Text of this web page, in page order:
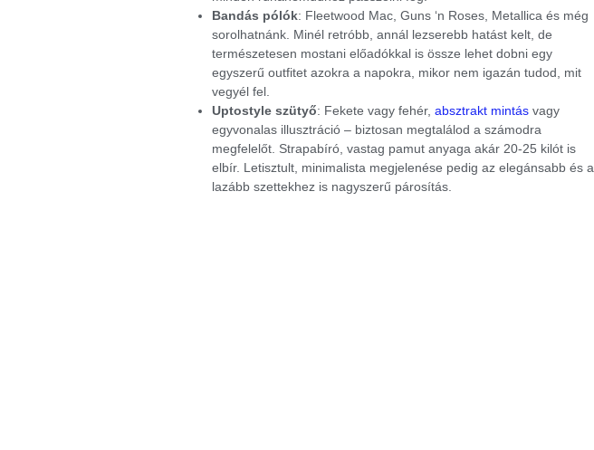
Bandás pólók: Fleetwood Mac, Guns ‘n Roses, Metallica és még
sorolhatnánk. Minél retróbb, annál lezserebb hatást kelt, de
természetesen mostani előadókkal is össze lehet dobni egy
egyszerű outfitet azokra a napokra, mikor nem igazán tudod, mit
vegyél fel.
Uptostyle szütyő: Fekete vagy fehér, absztrakt mintás vagy
egyvonalas illusztráció – biztosan megtalálod a számodra
megfelelőt. Strapabíró, vastag pamut anyaga akár 20-25 kilót is
elbír. Letisztult, minimalista megjelenése pedig az elegánsabb és a
lazább szettekhez is nagyszerű párosítás.